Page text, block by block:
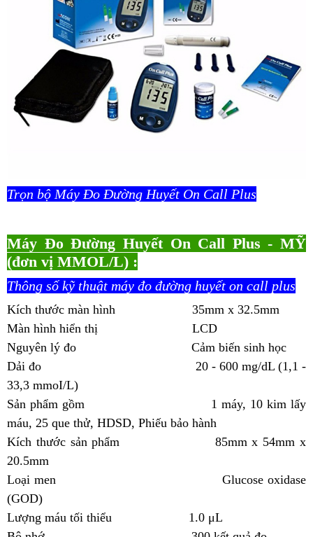
Trọn bộ Máy Đo Đường Huyết On Call Plus
Máy Đo Đường Huyết On Call Plus - MỸ
(đơn vị MMOL/L) :
Thông số kỹ thuật máy đo đường huyết on call plus
Kích thước màn hình 35mm x 32.5mm
Màn hình hiển thị LCD
Nguyên lý đo Cảm biến sinh học
Dải đo 20 - 600 mg/dL (1,1 -
33,3 mmoI/L)
Sản phẩm gồm 1 máy, 10 kim lấy
máu, 25 que thử, HDSD, Phiếu bảo hành
Kích thước sản phẩm 85mm x 54mm x
20.5mm
Loại men Glucose oxidase
(GOD)
Lượng máu tối thiểu 1.0 μL